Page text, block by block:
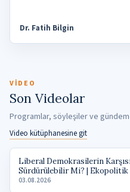
konutlarda üç yılla
idare ilkeleri bakımından
Dr. Fatih Bilgin
VIDEO
Son Videolar
Programlar, söyleşiler ve
Video kütüphanesine git
Liberal Demokrasilerin
Sürdürülebilir Mi? | Ekopolitik
03.08.2026